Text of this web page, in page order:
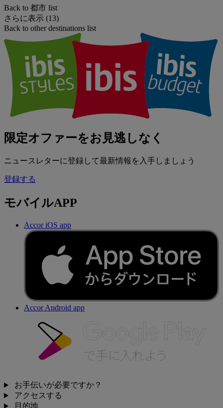
Back to 都市 list
さらに表示 (13)
Back to other destinations list
限定オファーをお見逃しなく
ニュースレターに登録して最新情報を入手しましょう
登録する
モバイルAPP
Accor iOS app
Accor Android app
お手伝いが必要ですか？
アクセスする
目的地